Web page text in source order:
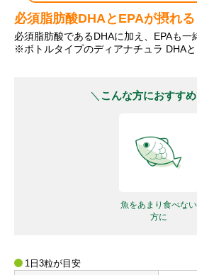
必須脂肪酸DHAとEPAが摂れる
必須脂肪酸であるDHAに加え、EPAも一
※ボトルタイプのディアナチュラ DHAと
こんな方におすす
魚をあまり食べない
方に
1日3粒が目安